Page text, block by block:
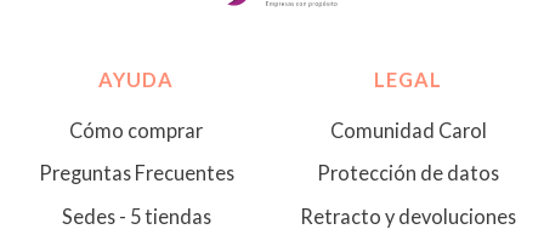
AYUDA
Cómo comprar
Preguntas Frecuentes
Sedes - 5 tiendas
LEGAL
Comunidad Carol
Protección de datos
Retracto y devoluciones